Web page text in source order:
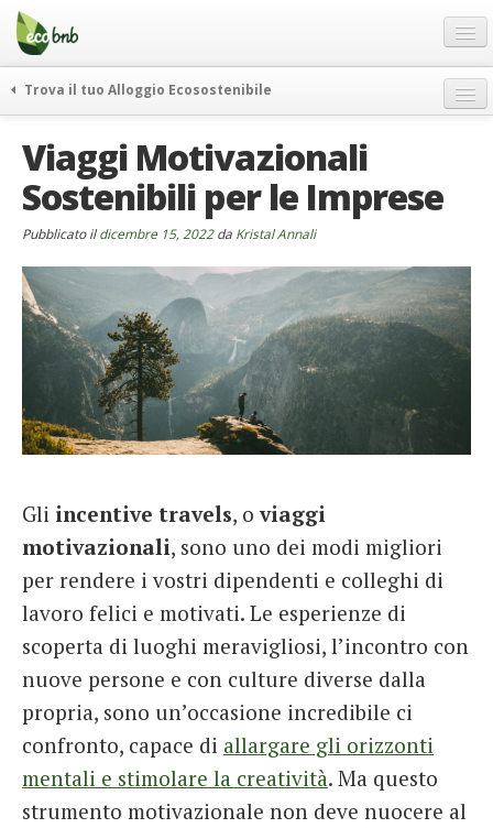
Menu
Salta
contenuto
Offerte Speciali
Regali
FAQ
Chi Siamo
Partner
Contatti
Italiano
German
English
French
Trova il tuo Alloggio Ecosostenibile
itinerari
curiosità
vivere e viaggiare verde
ecohotel
rassegna stampa
Viaggi Motivazionali
Sostenibili per le Imprese
Pubblicato ildicembre 15, 2022da Kristal Annali
Gli incentive travels, oviaggi
motivazionali, sono uno dei modi migliori
per rendere i vostri dipendenti e colleghi di
lavoro felici e motivati. Le esperienze di
scoperta di luoghi meravigliosi, l’incontro con
nuove persone e con culture diverse dalla
propria, sono un’occasione incredibile ci
confronto, capace di allargare gli orizzonti
mentali e stimolare la creatività. Ma questo
strumento motivazionale non deve nuocere al